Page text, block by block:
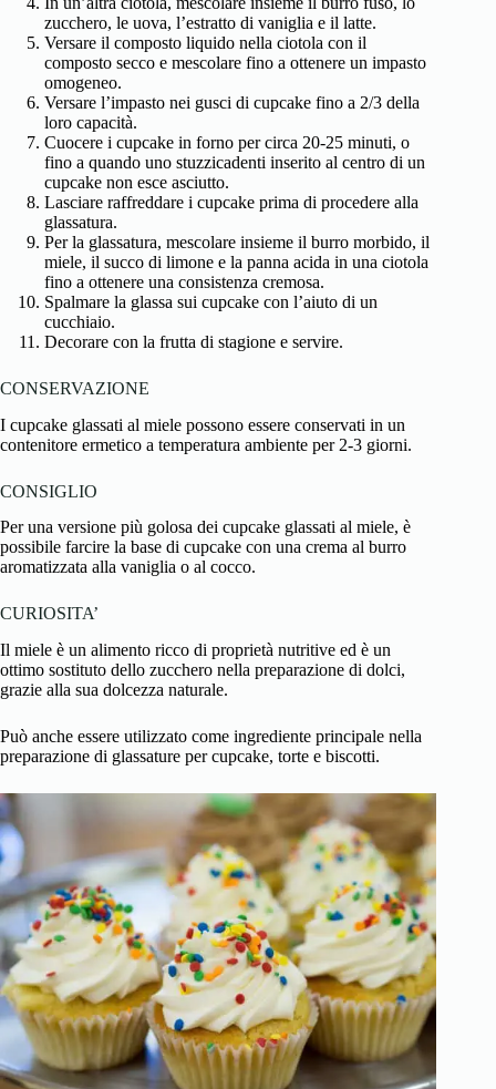
zucchero, le uova, l’estratto di vaniglia e il latte.
Versare il composto liquido nella ciotola con il
composto secco e mescolare fino a ottenere un impasto
omogeneo.
Versare l’impasto nei gusci di cupcake fino a 2/3 della
loro capacità.
Cuocere i cupcake in forno per circa 20-25 minuti, o
fino a quando uno stuzzicadenti inserito al centro di un
cupcake non esce asciutto.
Lasciare raffreddare i cupcake prima di procedere alla
glassatura.
Per la glassatura, mescolare insieme il burro morbido, il
miele, il succo di limone e la panna acida in una ciotola
fino a ottenere una consistenza cremosa.
Spalmare la glassa sui cupcake con l’aiuto di un
cucchiaio.
Decorare con la frutta di stagione e servire.
CONSERVAZIONE
I cupcake glassati al miele possono essere conservati in un
contenitore ermetico a temperatura ambiente per 2-3 giorni.
CONSIGLIO
Per una versione più golosa dei cupcake glassati al miele, è
possibile farcire la base di cupcake con una crema al burro
aromatizzata alla vaniglia o al cocco.
CURIOSITA’
Il miele è un alimento ricco di proprietà nutritive ed è un
ottimo sostituto dello zucchero nella preparazione di dolci,
grazie alla sua dolcezza naturale.
Può anche essere utilizzato come ingrediente principale nella
preparazione di glassature per cupcake, torte e biscotti.